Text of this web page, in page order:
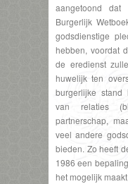
aangetoond
Burgerlijk
godsdienstige
hebben, voordat
de eredienst
huwelijk ten
burgerlijke stand
van relaties
partnerschap,
veel andere
bieden. Zo heeft
1986 een
het mogelijk